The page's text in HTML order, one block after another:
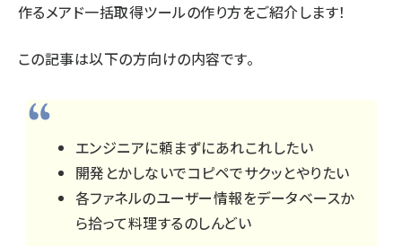
作るメアド一括取得ツールの作り方をご紹介します！
この記事は以下の方向けの内容です。
エンジニアに頼まずにあれこれしたい
開発とかしないでコピペでサクッとやりたい
各ファネルのユーザー情報をデータベースか
ら拾って料理するのしんどい